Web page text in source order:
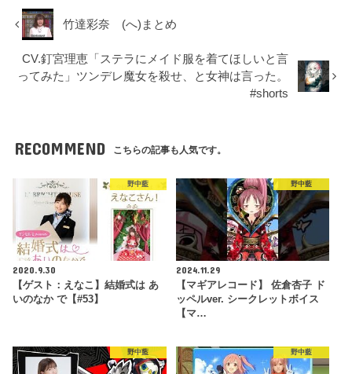
竹達彩奈 (へ)まとめ
CV.釘宮理恵「ステラにメイド服を着てほしいと言
ってみた」ツンデレ魔女を殺せ、と女神は言った。
#shorts
RECOMMEND こちらの記事も人気です。
野中藍
2020.9.30
【ゲスト：えなこ】結婚式は あ
いのなか で【#53】
野中藍
2024.11.29
【マギアレコード】 佐倉杏子 ド
ッペルver. シークレットボイス
【マ…
野中藍 野中藍